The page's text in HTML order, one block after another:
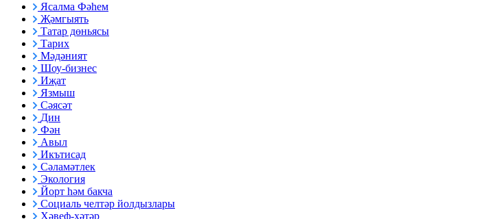
Ясалма Фәһем
Җәмгыять
Татар дөньясы
Тарих
Мәдәният
Шоу-бизнес
Иҗат
Язмыш
Сәясәт
Дин
Фән
Авыл
Икътисад
Сәламәтлек
Экология
Йорт һәм бакча
Социаль челтәр йолдызлары
Хәвеф-хәтәр